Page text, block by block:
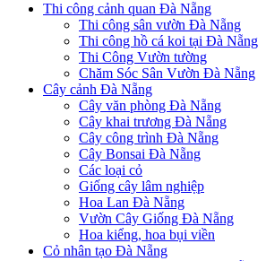
Thi công cảnh quan Đà Nẵng
Thi công sân vườn Đà Nẵng
Thi công hồ cá koi tại Đà Nẵng
Thi Công Vườn tường
Chăm Sóc Sân Vườn Đà Nẵng
Cây cảnh Đà Nẵng
Cây văn phòng Đà Nẵng
Cây khai trương Đà Nẵng
Cây công trình Đà Nẵng
Cây Bonsai Đà Nẵng
Các loại cỏ
Giống cây lâm nghiệp
Hoa Lan Đà Nẵng
Vườn Cây Giống Đà Nẵng
Hoa kiểng, hoa bụi viền
Cỏ nhân tạo Đà Nẵng